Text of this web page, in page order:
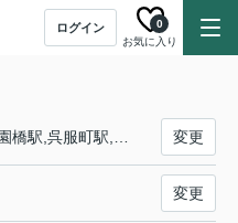
ログイン
お気に入り
0
変更
変更